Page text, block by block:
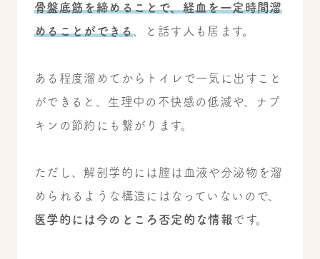
骨盤底筋を締めることで、経血を一定時間溜
めることができる、と話す人も居ます。
ある程度溜めてからトイレで一気に出すこと
ができると、生理中の不快感の低減や、ナプ
キンの節約にも繋がります。
ただし、解剖学的には膣は血液や分泌物を溜
められるような構造にはなっていないので、
医学的には今のところ否定的な情報 です。